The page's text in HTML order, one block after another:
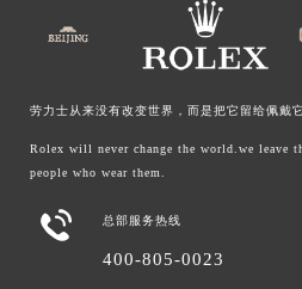
劳力士从来没有改变世界，而是把它留给佩戴
Rolex will never change the world.we leave
people who wear them.
 总部服务热线
400-805-0023